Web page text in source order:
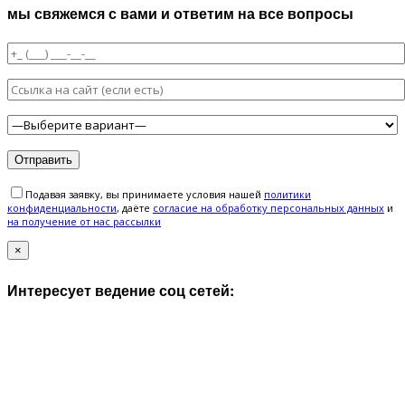
мы свяжемся с вами и ответим на все вопросы
Подавая заявку, вы принимаете условия нашей политики
конфиденциальности, даёте cогласие на обработку персональных данных и
на получение от нас рассылки
×
Интересует ведение соц сетей: